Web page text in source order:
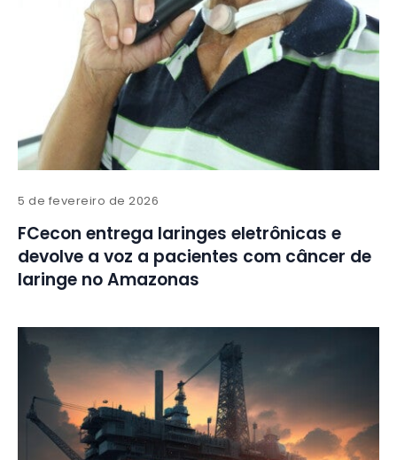
5 de fevereiro de 2026
FCecon entrega laringes eletrônicas e
devolve a voz a pacientes com câncer de
laringe no Amazonas